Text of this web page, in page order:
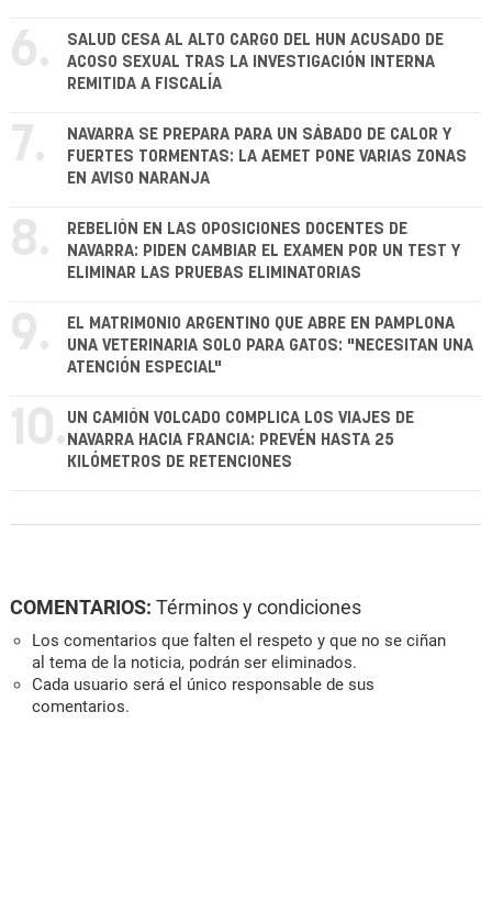
6.
SALUD CESA AL ALTO CARGO DEL HUN ACUSADO DE
ACOSO SEXUAL TRAS LA INVESTIGACIÓN INTERNA
REMITIDA A FISCALÍA
7.
NAVARRA SE PREPARA PARA UN SÁBADO DE CALOR Y
FUERTES TORMENTAS: LA AEMET PONE VARIAS ZONAS
EN AVISO NARANJA
8.
REBELIÓN EN LAS OPOSICIONES DOCENTES DE
NAVARRA: PIDEN CAMBIAR EL EXAMEN POR UN TEST Y
ELIMINAR LAS PRUEBAS ELIMINATORIAS
9.
EL MATRIMONIO ARGENTINO QUE ABRE EN PAMPLONA
UNA VETERINARIA SOLO PARA GATOS: "NECESITAN UNA
ATENCIÓN ESPECIAL"
10. UN CAMIÓN VOLCADO COMPLICA LOS VIAJES DE
NAVARRA HACIA FRANCIA: PREVÉN HASTA 25
KILÓMETROS DE RETENCIONES
COMENTARIOS: Términos y condiciones
Los comentarios que falten el respeto y que no se ciñan
al tema de la noticia, podrán ser eliminados.
Cada usuario será el único responsable de sus
comentarios.